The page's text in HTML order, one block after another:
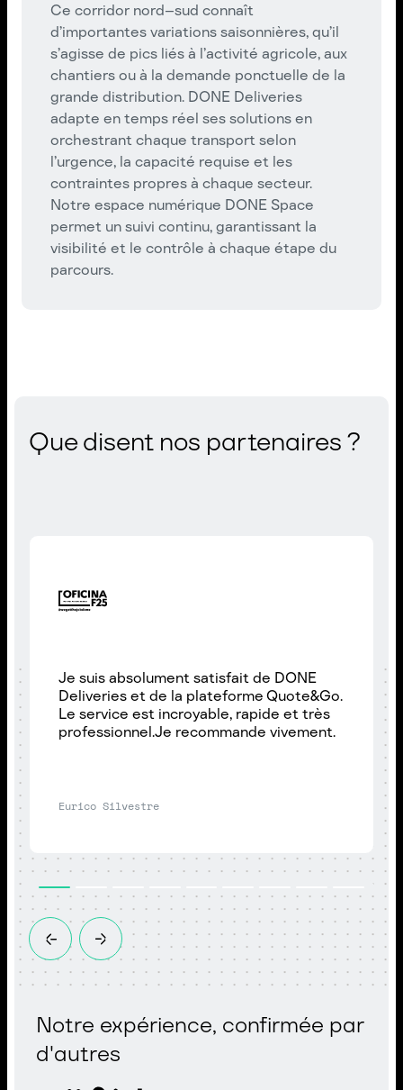
Ce corridor nord–sud connaît
d’importantes variations saisonnières, qu’il
s’agisse de pics liés à l’activité agricole, aux
chantiers ou à la demande ponctuelle de la
grande distribution. DONE Deliveries
adapte en temps réel ses solutions en
orchestrant chaque transport selon
l’urgence, la capacité requise et les
contraintes propres à chaque secteur.
Notre espace numérique DONE Space
permet un suivi continu, garantissant la
visibilité et le contrôle à chaque étape du
parcours.
Que disent nos partenaires ?
Je suis absolument satisfait de DONE
Deliveries et de la plateforme Quote&Go.
Le service est incroyable, rapide et très
professionnel.Je recommande vivement.
Eurico Silvestre
Notre expérience, confirmée par
d'autres